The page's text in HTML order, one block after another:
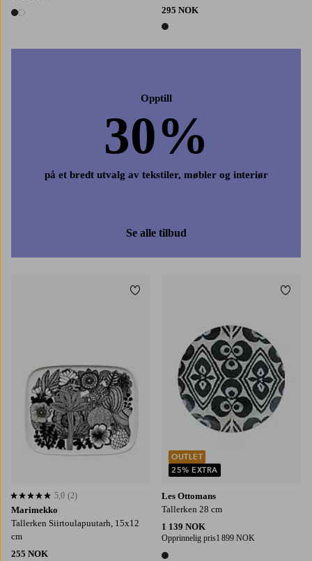
2 farger
Opptill
30%
på et bredt utvalg av tekstiler, møbler og interiør
Se alle tilbud
295 NOK
1 farge
Marimekko
Tallerken Siirtoulapuutarh, 15x12
cm
255 NOK
5,0 basert på 2 karaktergivninger
5,0 (2)
Legg til favoritter
Les Ottomans
Tallerken 28 cm
1 139 NOK
Opprinnelig pris1 899 NOK
OUTLET
25% EXTRA